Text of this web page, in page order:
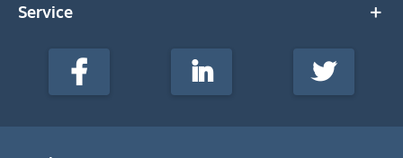
Service
stempel-
Media
Facebook LinkedIn Twitter